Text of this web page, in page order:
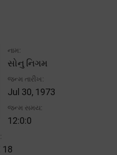
નામ:
સોનુ નિગમ
જન્મ તારીખ:
Jul 30, 1973
જન્મ સમય:
12:0:0
18